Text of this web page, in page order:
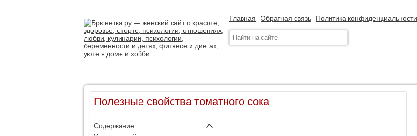
Главная Обратная связь Политика конфиденциальности
Полезные свойства томатного сока
Содержание